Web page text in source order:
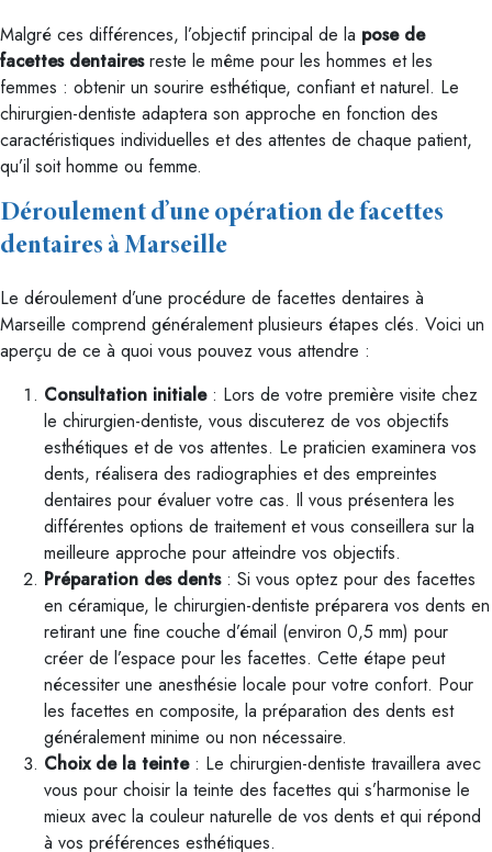
Malgré ces différences, l’objectif principal de la pose de
facettes dentairesreste le même pour les hommes et les
femmes : obtenir un sourire esthétique, confiant et naturel. Le
chirurgien-dentiste adaptera son approche en fonction des
caractéristiques individuelles et des attentes de chaque patient,
qu’il soit homme ou femme.
Déroulement d’une opération de facettes
dentaires à Marseille
Le déroulement d’une procédure de facettes dentaires à
Marseille comprend généralement plusieurs étapes clés. Voici un
aperçu de ce à quoi vous pouvez vous attendre :
Consultation initiale: Lors de votre première visite chez
le chirurgien-dentiste, vous discuterez de vos objectifs
esthétiques et de vos attentes. Le praticien examinera vos
dents, réalisera des radiographies et des empreintes
dentaires pour évaluer votre cas. Il vous présentera les
différentes options de traitement et vous conseillera sur la
meilleure approche pour atteindre vos objectifs.
Préparation des dents: Si vous optez pour des facettes
en céramique, le chirurgien-dentiste préparera vos dents en
retirant une fine couche d’émail (environ 0,5 mm) pour
créer de l’espace pour les facettes. Cette étape peut
nécessiter une anesthésie locale pour votre confort. Pour
les facettes en composite, la préparation des dents est
généralement minime ou non nécessaire.
Choix de la teinte: Le chirurgien-dentiste travaillera avec
vous pour choisir la teinte des facettes qui s’harmonise le
mieux avec la couleur naturelle de vos dents et qui répond
à vos préférences esthétiques.